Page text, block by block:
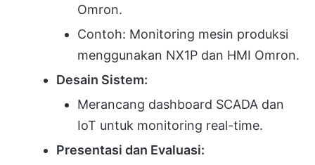
Omron.
Contoh: Monitoring mesin produksi
menggunakan NX1P dan HMI Omron.
Desain Sistem:
Merancang dashboard SCADA dan
IoT untuk monitoring real-time.
Presentasi dan Evaluasi: